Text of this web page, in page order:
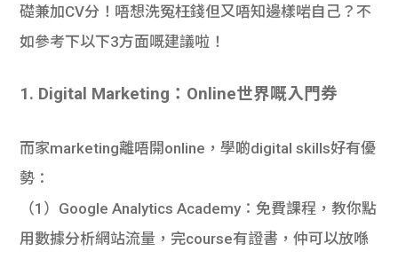
礎兼加CV分！唔想洗冤枉錢但又唔知邊樣啱自己？不
如參考下以下3方面嘅建議啦！
1. Digital Marketing：Online世界嘅入門券
而家marketing離唔開online，學啲digital skills好有優
勢：
（1）Google Analytics Academy：免費課程，教你點
用數據分析網站流量，完course有證書，仲可以放喺